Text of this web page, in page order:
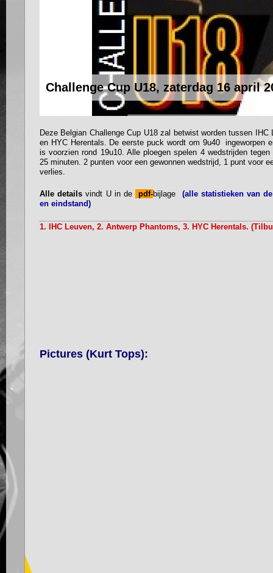
Challenge Cup U18, zaterdag 16 april
Deze Belgian Challenge Cup U18 zal betwist worden tussen IHC
en HYC Herentals. De eerste puck wordt om 9u40 ingeworpen
is voorzien rond 19u10. Alle ploegen spelen 4 wedstrijden
25 minuten. 2 punten voor een gewonnen wedstrijd, 1 punt voor
verlies.
Alle details vindt U in de pdf-bijlage (alle statistieken van
en eindstand)
1. IHC Leuven, 2. Antwerp Phantoms, 3. HYC Herentals.
Pictures (Kurt Tops):